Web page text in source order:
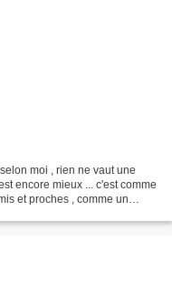
moi , rien ne vaut une
encore mieux ... c'est comme
et proches , comme un